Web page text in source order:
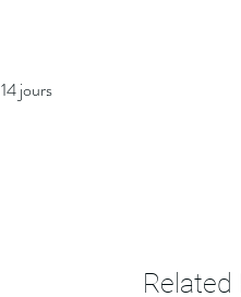
jours